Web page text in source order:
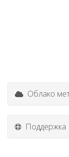
Облако
Поддержка